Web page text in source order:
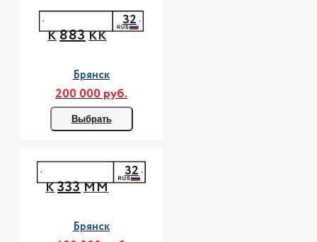
К883КК
32
Брянск
200 000 руб.
Выбрать
К333ММ
32
Брянск